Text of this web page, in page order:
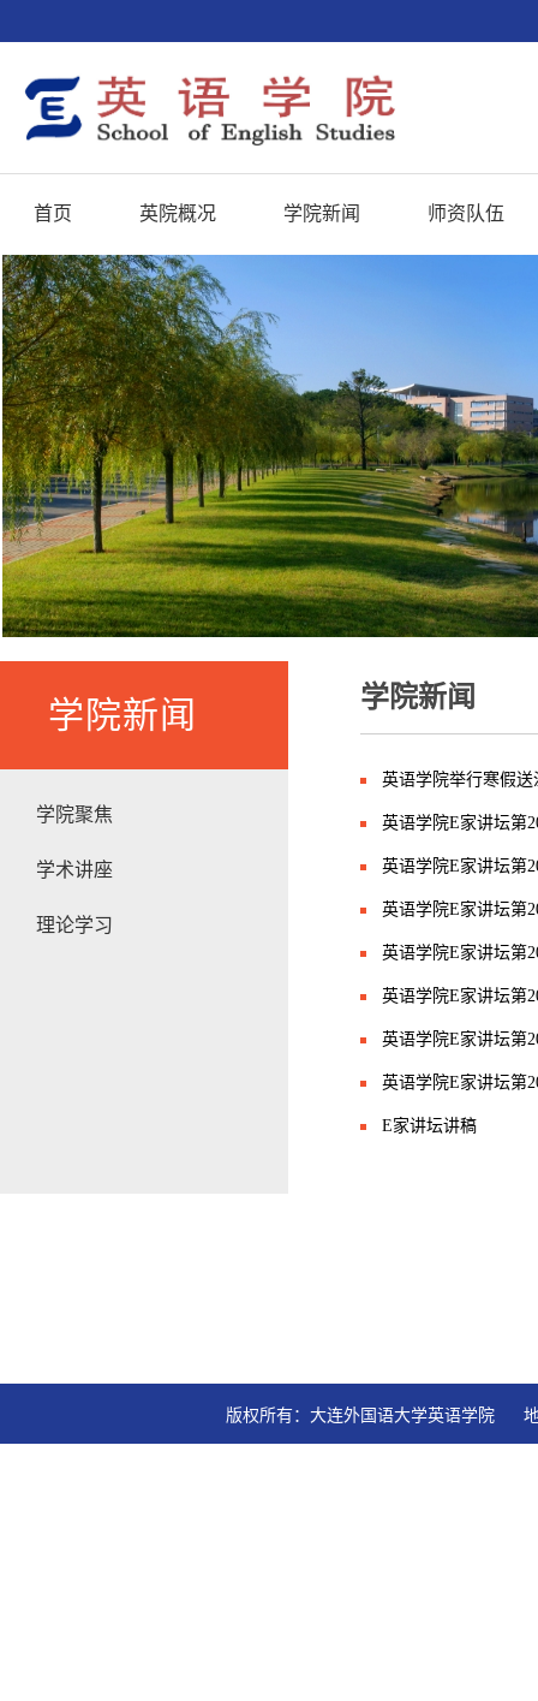
首页 英院概况 学院新闻 师资队伍
学院新闻
学院聚焦
学术讲座
理论学习
学院新闻
英语学院举行寒假
英语学院E家讲坛第
英语学院E家讲坛第
英语学院E家讲坛第
英语学院E家讲坛第
英语学院E家讲坛第
英语学院E家讲坛第
英语学院E家讲坛第
E家讲坛讲稿
版权所有：大连外国语大学英语学院